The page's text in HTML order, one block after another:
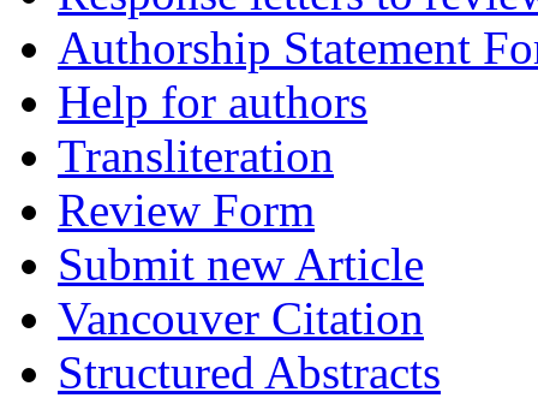
Authorship Statement
Help for authors
Transliteration
Review Form
Submit new Article
Vancouver Citation
Structured Abstracts